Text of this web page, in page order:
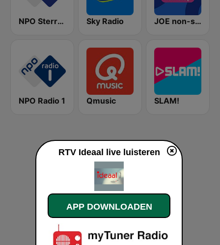
NPO Sterren Sky Radio JOE non-stop
NPO Radio 1 Qmusic SLAM!
RTV Ideaal live luisteren
APP DOWNLOADEN